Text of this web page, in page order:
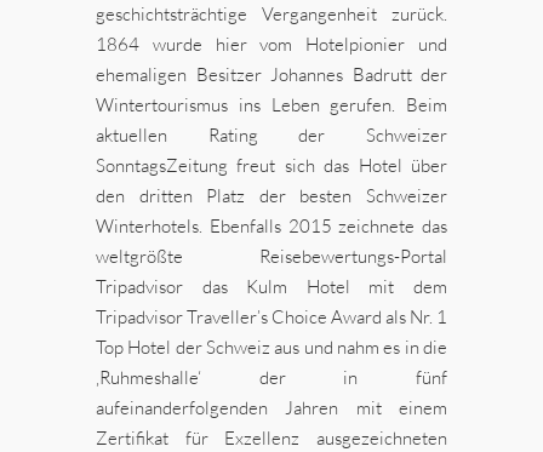
geschichtsträchtige Vergangenheit zurück.
1864 wurde hier vom Hotelpionier und
ehemaligen Besitzer Johannes Badrutt der
Wintertourismus ins Leben gerufen. Beim
aktuellen Rating der Schweizer
SonntagsZeitung freut sich das Hotel über
den dritten Platz der besten Schweizer
Winterhotels. Ebenfalls 2015 zeichnete das
weltgrößte Reisebewertungs-Portal
Tripadvisor das Kulm Hotel mit dem
Tripadvisor Traveller’s Choice Award als Nr. 1
Top Hotel der Schweiz aus und nahm es in die
‚Ruhmeshalle‘ der in fünf
aufeinanderfolgenden Jahren mit einem
Zertifikat für Exzellenz ausgezeichneten